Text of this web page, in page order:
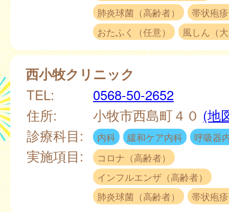
肺炎球菌（高齢者）
帯状疱
おたふく（任意）
風しん（
西小牧クリニック
TEL:
0568-50-2652
住所:
小牧市西島町４０ (地
診療科目:
内科 緩和ケア内科 呼吸器
実施項目:
コロナ（高齢者）
インフルエンザ（高齢者）
肺炎球菌（高齢者）
帯状疱